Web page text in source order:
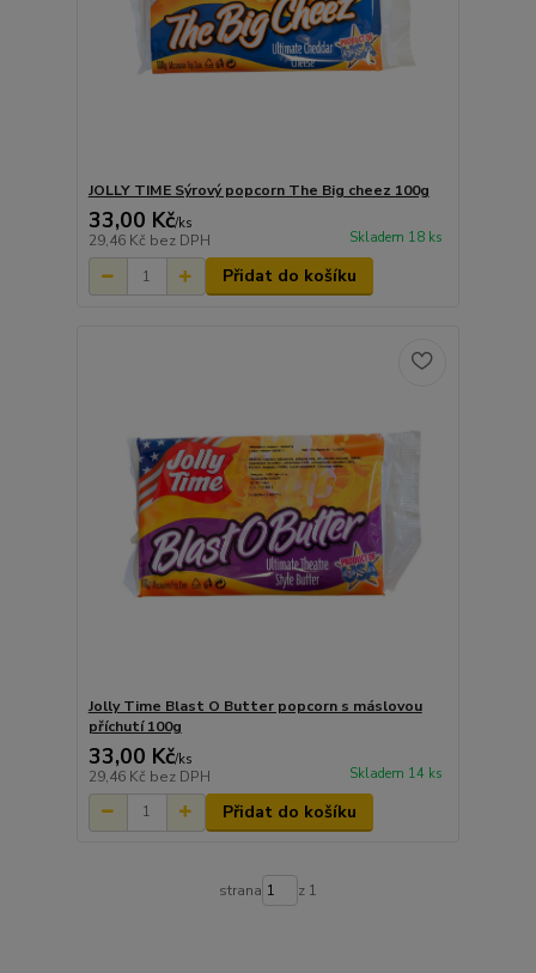
JOLLY TIME Sýrový popcorn The Big cheez 100g
33,00 Kč/ks
29,46 Kč bez DPH Skladem 18 ks
Přidat do košíku
Jolly Time Blast O Butter popcorn s máslovou
příchutí 100g
33,00 Kč/ks
29,46 Kč bez DPH Skladem 14 ks
Přidat do košíku
strana z 1